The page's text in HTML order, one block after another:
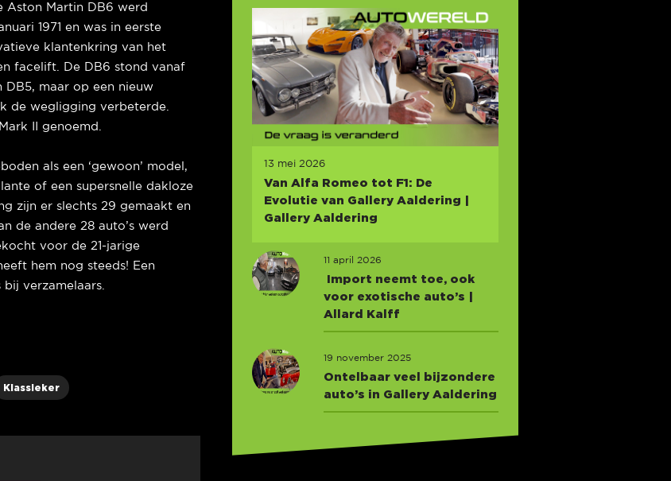
Aston Martin DB6 werd
1971 en was in eerste
klantenkring van het
facelift. De DB6 stond vanaf
maar op een nieuw
de wegligging verbeterde.
II genoemd.
als een ‘gewoon’ model,
of een supersnelle dakloze
zijn er slechts 29 gemaakt en
de andere 28 auto’s werd
voor de 21-jarige
hem nog steeds! Een
verzamelaars.
Klassieker
13 mei 2026
Van Alfa Romeo tot F1: De
Evolutie van Gallery Aaldering |
Gallery Aaldering
11 april 2026
Import neemt toe, ook
voor exotische auto’s |
Allard Kalff
19 november 2025
Ontelbaar veel bijzondere
auto’s in Gallery Aaldering